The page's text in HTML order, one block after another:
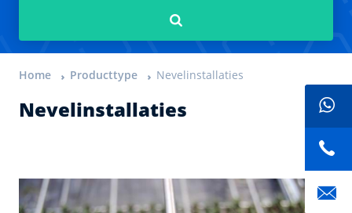
Home Producttype Nevelinstallaties
Nevelinstallaties